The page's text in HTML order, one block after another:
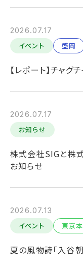
2026.07.17
イベント
盛岡
【レポート】チャグ
2026.07.17
お知らせ
株式会社SIGと株
お知らせ
2026.07.13
イベント
東京
夏の風物詩「入谷